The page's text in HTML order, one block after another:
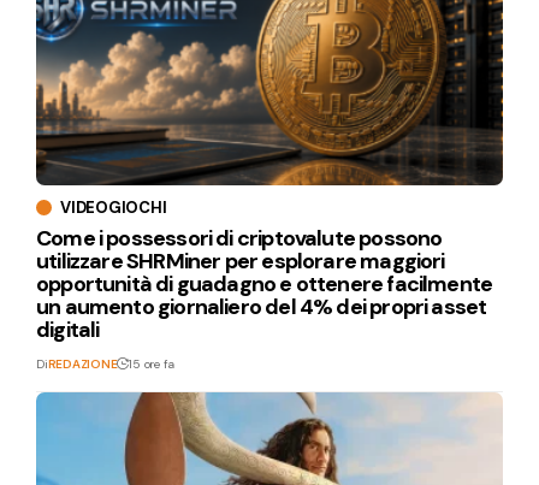
VIDEOGIOCHI
Come i possessori di criptovalute possono
utilizzare SHRMiner per esplorare maggiori
opportunità di guadagno e ottenere facilmente
un aumento giornaliero del 4% dei propri asset
digitali
DiREDAZIONE 15 ore fa